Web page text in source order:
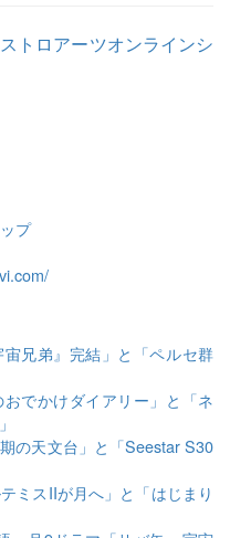
トロアーツオンラインシ
プ
兄弟』完結」と「ペルセ群
でかけダイアリー」と「ネ
の天文台」と「Seestar S30
ミスIIが月へ」と「はじまり